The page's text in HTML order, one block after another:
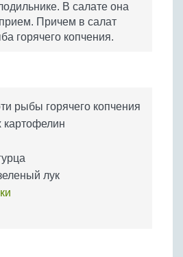
В салате она
Причем в салат
горячего копчения.
рыбы горячего копчения
картофелин
лук